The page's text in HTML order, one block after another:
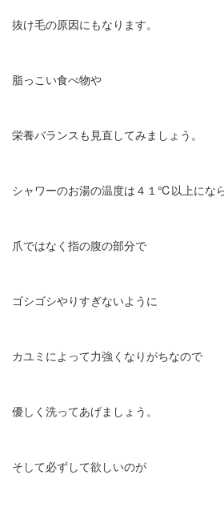
抜け毛の原因にもなります。
脂っこい食べ物や
栄養バランスも見直してみましょう。
シャワーのお湯の温度は４１℃以上にな
爪ではなく指の腹の部分で
ゴシゴシやりすぎないように
カユミによって力強くなりがちなので
優しく洗ってあげましょう。
そして必ずして欲しいのが